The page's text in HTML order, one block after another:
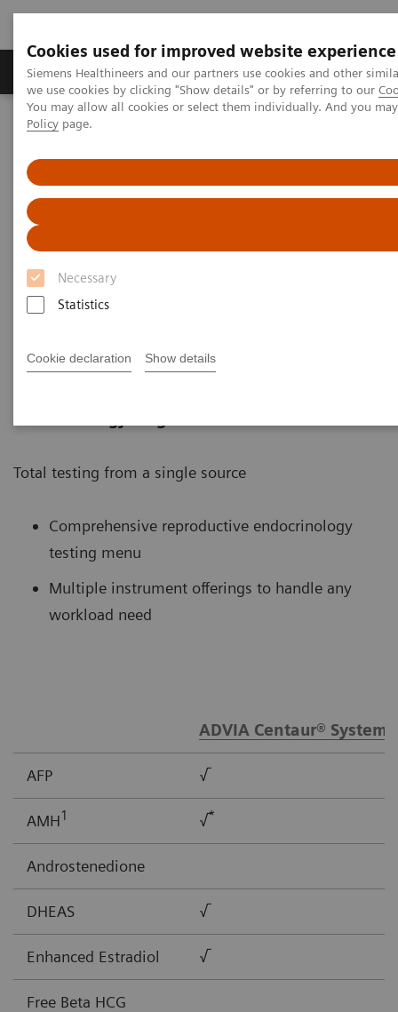
Cookies used for improved website experience
Siemens Healthineers and our partners use cookies and other
we use cookies by clicking "Show details" or by referring to our
You may allow all cookies or select them individually. And you
Policy page.
Necessary
Statistics
Cookie declaration Show details
Productos y servicios Especialidades Clínicas
Siemens Healthineers Latinoamérica
Endocrinología de Reproducción
Reproductive Endocrinology Assays
Reproductive Endocrinology
Assays
Total testing from a single source
Comprehensive reproductive endocrinology
testing menu
Multiple instrument offerings to handle any
workload need
ADVIA Centaur® Systems
AFP √
AMH1 √*
Androstenedione
DHEAS √
Enhanced Estradiol √
Free Beta HCG